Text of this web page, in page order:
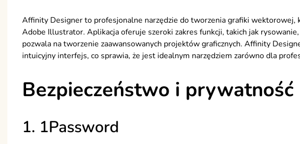
Affinity Designer to profesjonalne narzędzie do tworzenia grafiki wektorowej,
Adobe Illustrator. Aplikacja oferuje szeroki zakres funkcji, takich jak
pozwala na tworzenie zaawansowanych projektów graficznych. Affinity
intuicyjny interfejs, co sprawia, że jest idealnym narzędziem zarówno dla
Bezpieczeństwo i prywatność
1. 1Password